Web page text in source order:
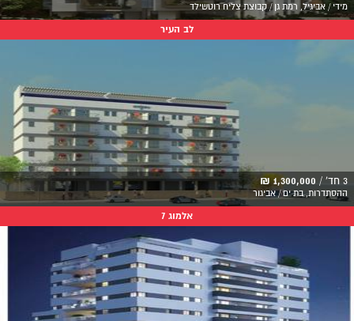
מידי / אביגיל, רמת גן / קבוצת צליח רוטשילד
לב העיר
3 חד' / 1,300,000 ₪
ההסתדרות, בת ים / אביגור
אלמוג 7